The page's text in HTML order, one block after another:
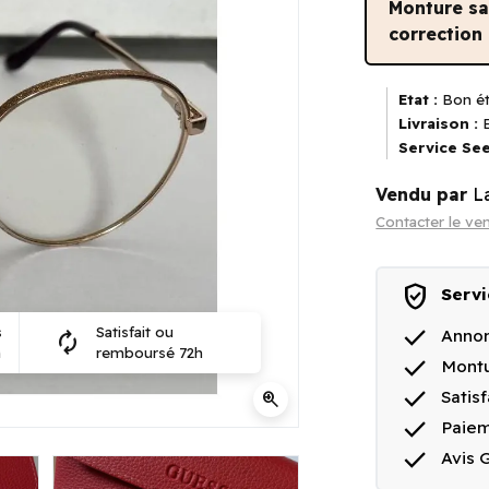
zoom_in
autorenew
Satisfait ou
remboursé 72h
Monture
correction
Etat : Bon
Livraison :
Service
Vendu par
Contacter le
verified_user
done
done
done
done
done Avis